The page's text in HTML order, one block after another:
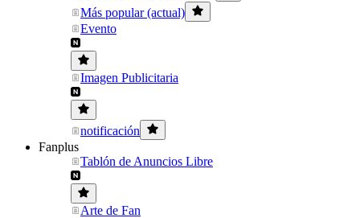
Más popular (actual)
Evento
Imagen Publicitaria
notificación
Fanplus
Tablón de Anuncios Libre
Arte de Fan